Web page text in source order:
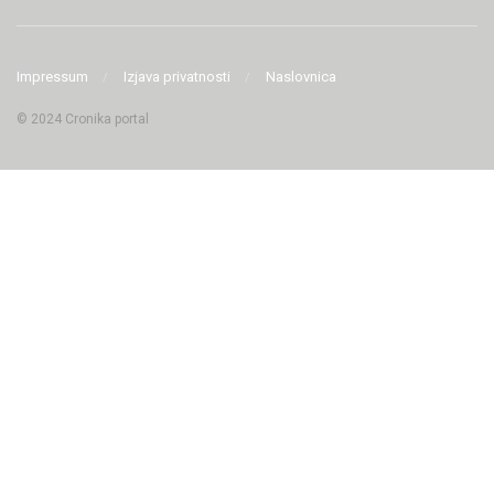
Impressum Izjava privatnosti Naslovnica
© 2024 Cronika portal